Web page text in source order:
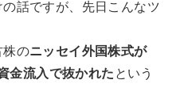
話ですが、先日こんなツ
株のニッセイ外国株式が
金流入で抜かれたという